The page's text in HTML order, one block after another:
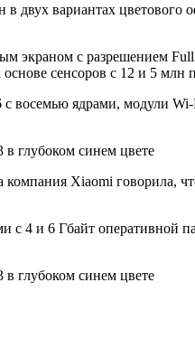
двух вариантах
экраном с разрешением
сенсоров с 12 и 5 млн
с восемью ядрами, модули
Xiaomi говорила,
4 и 6 Гбайт оперативной